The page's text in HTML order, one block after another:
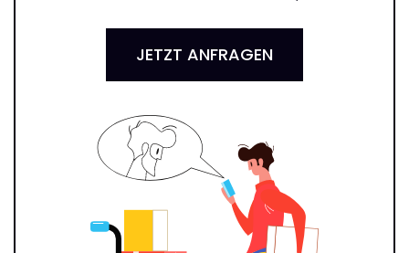
JETZT ANFRAGEN